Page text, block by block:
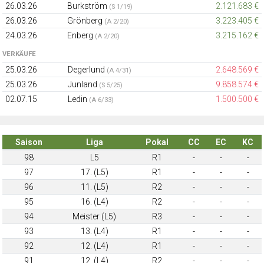
26.03.26 Burkström (S 1/19)
2.121.683 €
26.03.26
Grönberg (A 2/20)
3.223.405 €
24.03.26
Enberg (A 2/20) 3.215.162 €
VERKÄUFE
25.03.26 Degerlund (A 4/31)
2.648.569 €
25.03.26
Junland (S 5/25)
9.858.574 €
02.07.15
Ledin (A 6/33) 1.500.500 €
Saison Liga Pokal CC EC
KC
98
L5 R1 - -
-
97
17. (L5) R1 - -
-
96
11. (L5) R2 - -
-
95
16. (L4) R2 - -
-
94
Meister (L5) R3 - -
-
93
13. (L4) R1 - -
-
92
12. (L4) R1 - -
-
91
12. (L4) R2 - - -